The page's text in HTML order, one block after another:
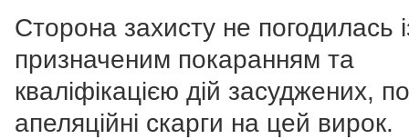
Сторона захисту не погодилась
призначеним покаранням та
кваліфікацією дій засуджених,
апеляційні скарги на цей вирок.